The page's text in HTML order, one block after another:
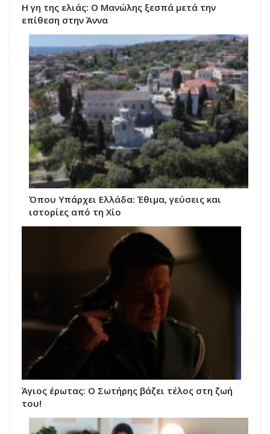
Η γη της ελιάς: Ο Μανώλης ξεσπά μετά την
επίθεση στην Άννα
Όπου Υπάρχει Ελλάδα: Έθιμα, γεύσεις και
ιστορίες από τη Χίο
Άγιος έρωτας: Ο Σωτήρης βάζει τέλος στη ζωή
του!